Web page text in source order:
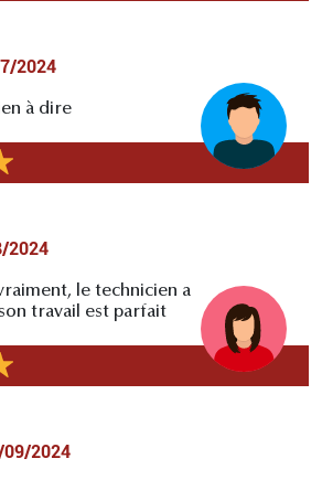
2024
à dire
2024
le technicien a
travail est parfait
2024